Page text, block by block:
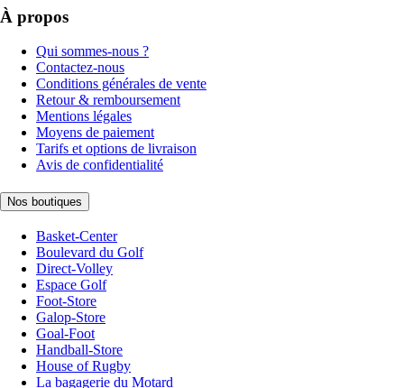
À propos
Qui sommes-nous ?
Contactez-nous
Conditions générales de vente
Retour & remboursement
Mentions légales
Moyens de paiement
Tarifs et options de livraison
Avis de confidentialité
Nos boutiques
Basket-Center
Boulevard du Golf
Direct-Volley
Espace Golf
Foot-Store
Galop-Store
Goal-Foot
Handball-Store
House of Rugby
La bagagerie du Motard